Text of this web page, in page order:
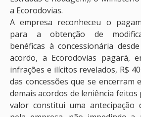
a Ecorodovias.
A empresa reconheceu o
para a obtenção de
benéficas à concessionária
acordo, a Ecorodovias pagará,
infrações e ilícitos revelados, R$
das concessões que se encerram
demais acordos de leniência
valor constitui uma antecipação